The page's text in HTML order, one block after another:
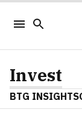
Invest
BTG INSIGHTS